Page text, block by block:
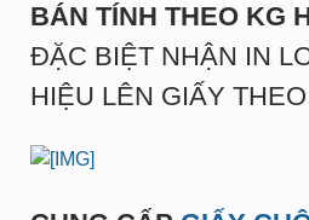
BÁN TÍNH THEO KG
ĐẶC BIỆT NHẬN IN
HIỆU LÊN GIẤY